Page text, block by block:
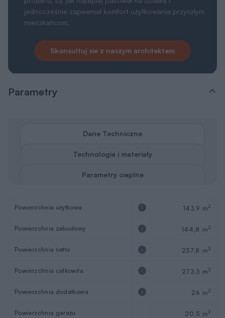
jednocześnie zapewniał komfort użytkowania przyszłym
mieszkańcom.
Skonsultuj sie z naszym architektem
Parametry
Dane Techniczne
Technologia i materiały
Parametry cieplne
Powierzchnia użytkowa 143,9 m2
Powierzchnia zabudowy 144,8 m2
Powierzchnia netto 237,8 m2
Powierzchnia całkowita 273,3 m2
Powierzchnia dodatkowa 26 m2
Powierzchnia garażu 20,5 m2